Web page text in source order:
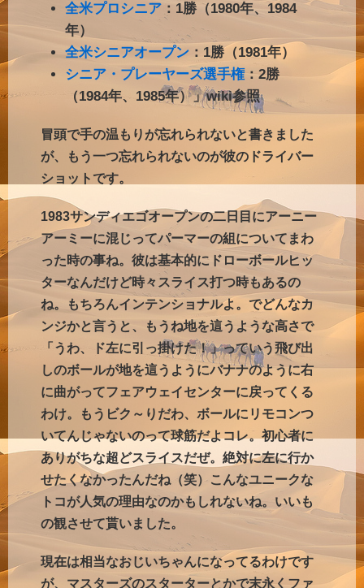
全米プロシニア ：1勝（1980年、1984
年）
全米シニアオープン ：1勝（1981年）
シニア・プレーヤーズ選手権：2勝
（1984年、1985年）」wiki参照
冒頭で手の温もりが忘れられないと書きました
が、もう一つ忘れられないのが彼のドライバー
ショットです。
1983サンディエゴオープンの二日目にアーニー
アーミーに混じってパーマーの組についてまわ
った時の事ね。彼は基本的にドローボールヒッ
ターなんだけど時々スライス打つ時もあるの
ね。もちろんインテンショナルよ。でどんなカ
ンジかと言うと、もうね地を這うような高さで
「うわ、ド左に引っ掛けた！」っていう飛び出
しのボールが地を這うようにバナナのように右
に曲がってフェアウェイセンターに戻ってくる
わけ。もうビク～りだわ、ボールにリモコンつ
いてんじゃないのって球筋だよコレ。初心者に
ありがちな超どスライスだぜ。絶対に左に行か
せたくなかったんだね（笑）こんなユニークな
トコが人気の理由なのかもしれないね。いいも
の観させて貰いました。
現在は相当なおじいちゃんになってるわけです
が、マスターズのスターターとかで末永くファ